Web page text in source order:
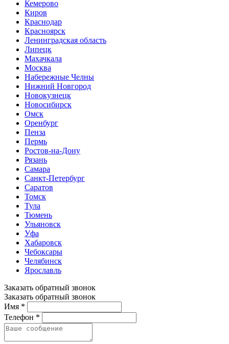
Кемерово
Киров
Краснодар
Красноярск
Ленинградская область
Липецк
Махачкала
Москва
Набережные Челны
Нижний Новгород
Новокузнецк
Новосибирск
Омск
Оренбург
Пенза
Пермь
Ростов-на-Дону
Рязань
Самара
Санкт-Петербург
Саратов
Томск
Тула
Тюмень
Ульяновск
Уфа
Хабаровск
Чебоксары
Челябинск
Ярославль
Заказать обратный звонок
Заказать обратный звонок
Имя *
Телефон *